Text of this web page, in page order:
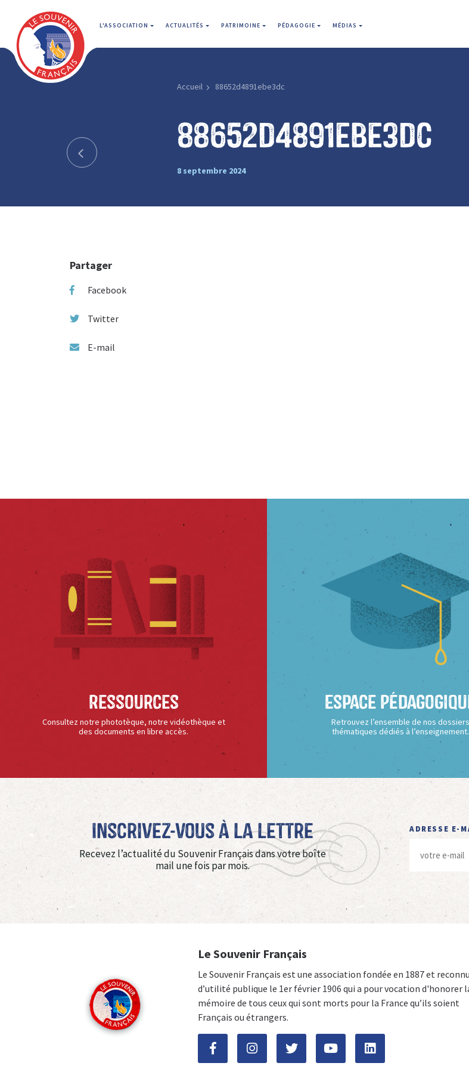
L'ASSOCIATION ACTUALITÉS PATRIMOINE PÉDAGOGIE MÉDIAS
Accueil 88652d4891ebe3dc
88652d4891ebe3dc
8 septembre 2024
Partager
Facebook
Twitter
E-mail
Ressources
Consultez notre phototèque, notre vidéothèque et
des documents en libre accès.
Espace
Retrouvez l’ensemble de nos dossiers
thématiques dédiés à l’enseignement.
Inscrivez-vous à La Lettre
Recevez l’actualité du Souvenir Français dans votre boîte
mail une fois par mois.
ADRESSE E-
Le Souvenir Français
Le Souvenir Français est une association fondée en 1887 et
d’utilité publique le 1er février 1906 qui a pour vocation d'honorer
mémoire de tous ceux qui sont morts pour la France qu’ils soient
Français ou étrangers.